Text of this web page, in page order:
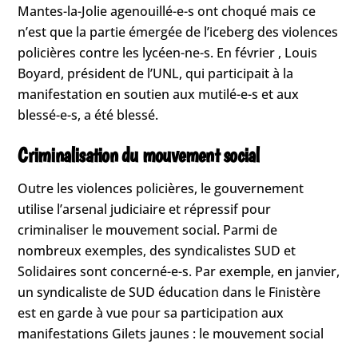
Mantes-la-Jolie agenouillé-e-s ont choqué mais ce
n’est que la partie émergée de l’iceberg des violences
policières contre les lycéen-ne-s. En février , Louis
Boyard, président de l’UNL, qui participait à la
manifestation en soutien aux mutilé-e-s et aux
blessé-e-s, a été blessé.
Criminalisation du mouvement social
Outre les violences policières, le gouvernement
utilise l’arsenal judiciaire et répressif pour
criminaliser le mouvement social. Parmi de
nombreux exemples, des syndicalistes SUD et
Solidaires sont concerné-e-s. Par exemple, en janvier,
un syndicaliste de SUD éducation dans le Finistère
est en garde à vue pour sa participation aux
manifestations Gilets jaunes : le mouvement social